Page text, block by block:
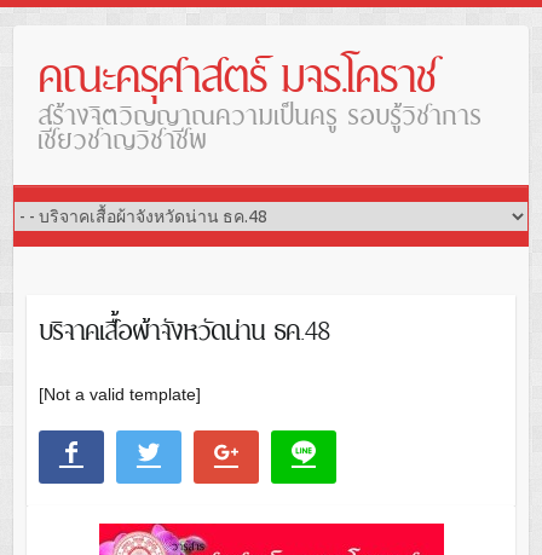
คณะครุศาสตร์ มจร.โคราช
สร้างจิตวิญญาณความเป็นครู รอบรู้วิชาการ
เชี่ยวชาญวิชาชีพ
บริจาคเสื้อผ้าจังหวัดน่าน ธค.48
[Not a valid template]